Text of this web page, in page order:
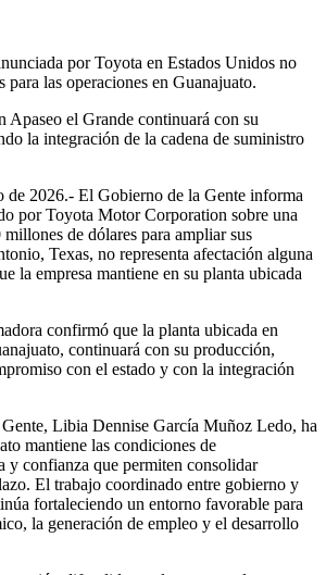
por Toyota en Estados Unidos no
para las operaciones en Guanajuato.
Apaseo el Grande continuará con su
la integración de la cadena de suministro
2026.- El Gobierno de la Gente informa
por Toyota Motor Corporation sobre una
de dólares para ampliar sus
Texas, no representa afectación alguna
la empresa mantiene en su planta ubicada
confirmó que la planta ubicada en
continuará con su producción,
con el estado y con la integración
Libia Dennise García Muñoz Ledo, ha
mantiene las condiciones de
y confianza que permiten consolidar
El trabajo coordinado entre gobierno y
fortaleciendo un entorno favorable para
la generación de empleo y el desarrollo